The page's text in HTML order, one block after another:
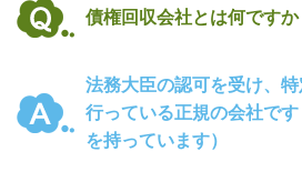
債権回収会社とは何ですか
法務大臣の認可を受け、 特
行っている正規の会社で
を持っています）